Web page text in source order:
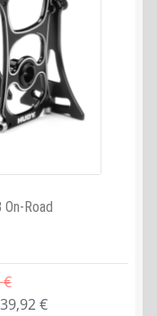
Road
€
€Aktueller